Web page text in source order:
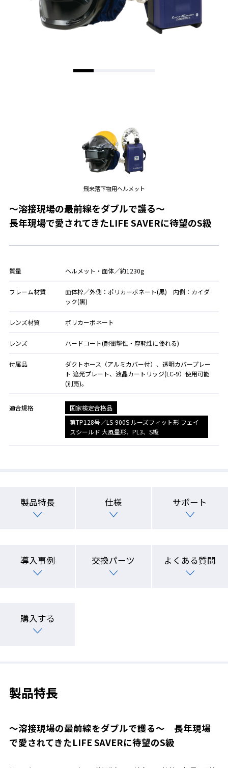
飛来落下物用ヘルメット
～溶接現場の最前線をダブルで護る～
長年現場で愛されてきたLIFE SAVERに待望のS級
質量 ヘルメット・面体／約1230g
フレーム材質
面体枠／外側：ポリカーボネート(黒) 内側：カイダ
ック(黒)
レンズ材質 ポリカーボネート
レンズ ハードコート(耐衝撃性・摩耗性に優れる)
付属品
ダクトホース（アルミカバー付）、透明カバープレー
ト 遮光プレート、液晶カートリッジ(LC-9）使用可能
(別売)。
適合規格
国家検定合格品
第TP128号／LS-900S ルーズフィット形 フェイ
スシールド 大風量形、PL3、S級
製品特長 仕様 サポート
導入事例 交換パーツ よくある質問
購入する
製品特長
～溶接現場の最前線をダブルで護る～ 長年現場
で愛されてきたLIFE SAVERに待望のS級